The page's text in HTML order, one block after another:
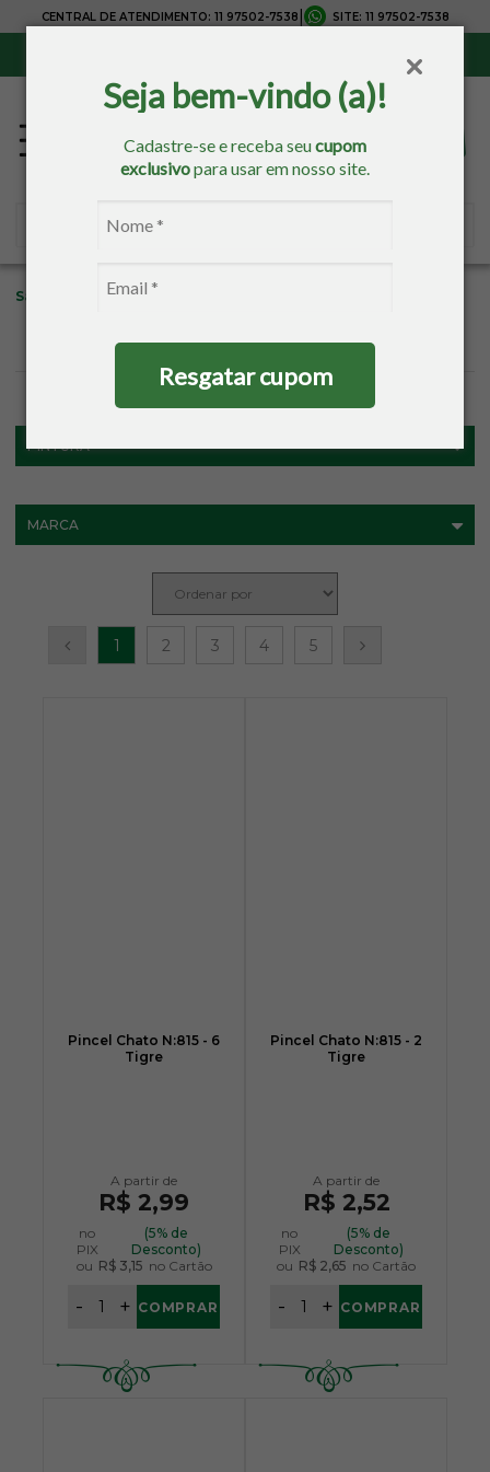
Seja bem-vindo (a)!
Cadastre-se e receba seucupom
exclusivopara usar em nosso site.
Resgatar cupom
CENTRAL DE ATENDIMENTO: 11 97502-7538 SITE: 11 97502-7538
Sacaria Pintura
FILTROS
MARCA
PINTURA
1 2 3 4 5
Pincel Chato N:815 - 6
Tigre
R$ 2,99
no
PIX
(5% de
Desconto)
ou R$ 3,15 no Cartão
+
- COMPRAR
Pincel Chato N:815 - 2
Tigre
R$ 2,52
no
PIX
(5% de
Desconto)
ou R$ 2,65 no Cartão
+
- COMPRAR